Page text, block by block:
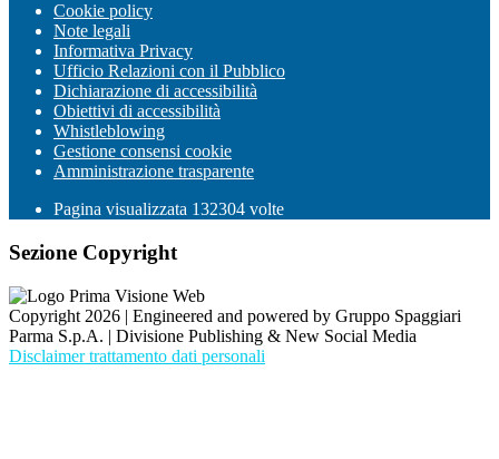
Cookie policy
Note legali
Informativa Privacy
Ufficio Relazioni con il Pubblico
Dichiarazione di accessibilità
Obiettivi di accessibilità
Whistleblowing
Gestione consensi cookie
Amministrazione trasparente
Pagina visualizzata 132304 volte
Sezione Copyright
Copyright 2026 | Engineered and powered by Gruppo Spaggiari
Parma S.p.A. | Divisione Publishing & New Social Media
Disclaimer trattamento dati personali